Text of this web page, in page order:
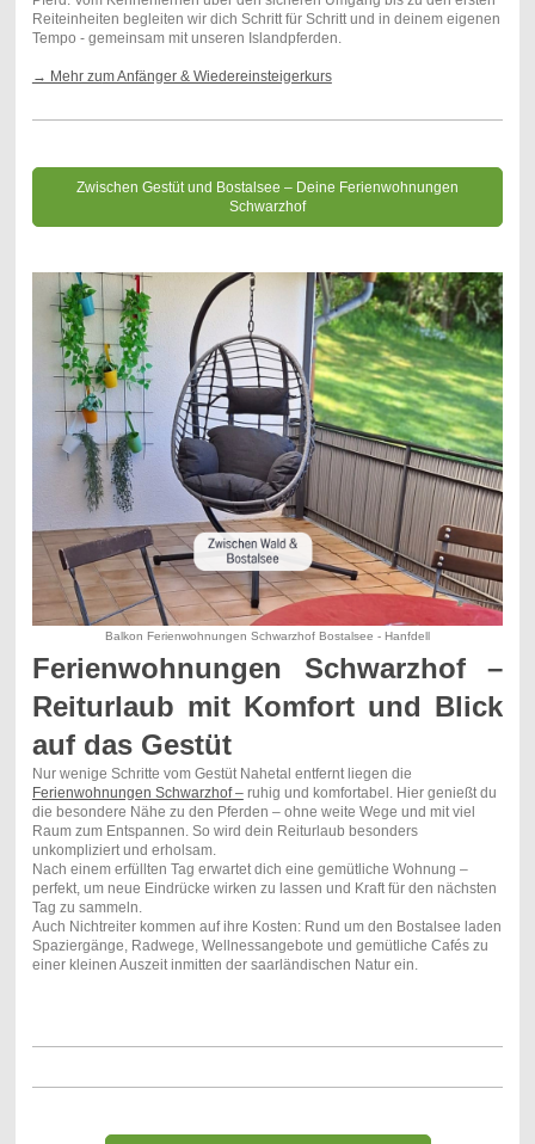
Reiteinheiten begleiten wir dich Schritt für Schritt und in deinem eigenen
Tempo - gemeinsam mit unseren Islandpferden.
→ Mehr zum Anfänger & Wiedereinsteigerkurs
Zwischen Gestüt und Bostalsee – Deine Ferienwohnungen
Schwarzhof
Balkon Ferienwohnungen Schwarzhof Bostalsee - Hanfdell
Ferienwohnungen Schwarzhof –
Reiturlaub mit Komfort und Blick
auf das Gestüt
Nur wenige Schritte vom Gestüt Nahetal entfernt liegen die
Ferienwohnungen Schwarzhof –ruhig und komfortabel. Hier genießt du
die besondere Nähe zu den Pferden – ohne weite Wege und mit viel
Raum zum Entspannen. So wird dein Reiturlaub besonders
unkompliziert und erholsam.
Nach einem erfüllten Tag erwartet dich eine gemütliche Wohnung –
perfekt, um neue Eindrücke wirken zu lassen und Kraft für den nächsten
Tag zu sammeln.
Auch Nichtreiter kommen auf ihre Kosten: Rund um den Bostalsee laden
Spaziergänge, Radwege, Wellnessangebote und gemütliche Cafés zu
einer kleinen Auszeit inmitten der saarländischen Natur ein.